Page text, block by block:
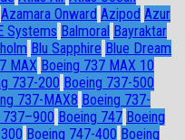
Azamara Onward Azipod Azur
Systems Balmoral Bayraktar
Blu Sapphire Blue Dream
MAX Boeing 737 MAX 10
737-200 Boeing 737-500
737-MAX8 Boeing 737-
737–900 Boeing 747 Boeing
Boeing 747-400 Boeing